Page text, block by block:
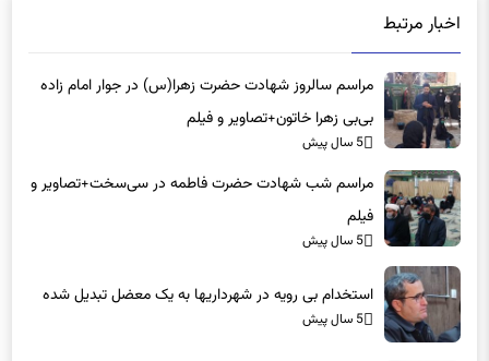
مراسم سالروز شهادت حضرت زهرا(س) در جوار امام زاده
بی‌بی زهرا خاتون+تصاویر و فیلم
مراسم شب شهادت حضرت فاطمه در سی‌سخت+تصاویر و
فیلم
5 سال پیش
5 سال پیش